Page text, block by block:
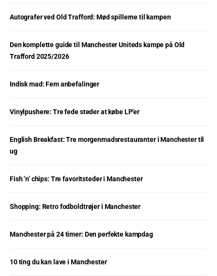
Autografer ved Old Trafford: Mød spillerne til kampen
Den komplette guide til Manchester Uniteds kampe på Old
Trafford 2025/2026
Indisk mad: Fem anbefalinger
Vinylpushere: Tre fede steder at købe LP’er
English Breakfast: Tre morgenmadsrestauranter i Manchester til
ug
Fish ’n’ chips: Tre favoritsteder i Manchester
Shopping: Retro fodboldtrøjer i Manchester
Manchester på 24 timer: Den perfekte kampdag
10 ting du kan lave i Manchester